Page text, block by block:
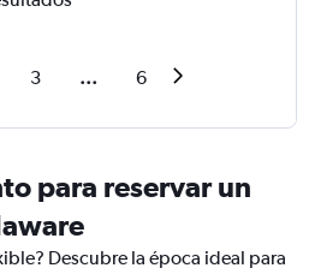
3 ... 6
para reservar un
Descubre la época ideal para